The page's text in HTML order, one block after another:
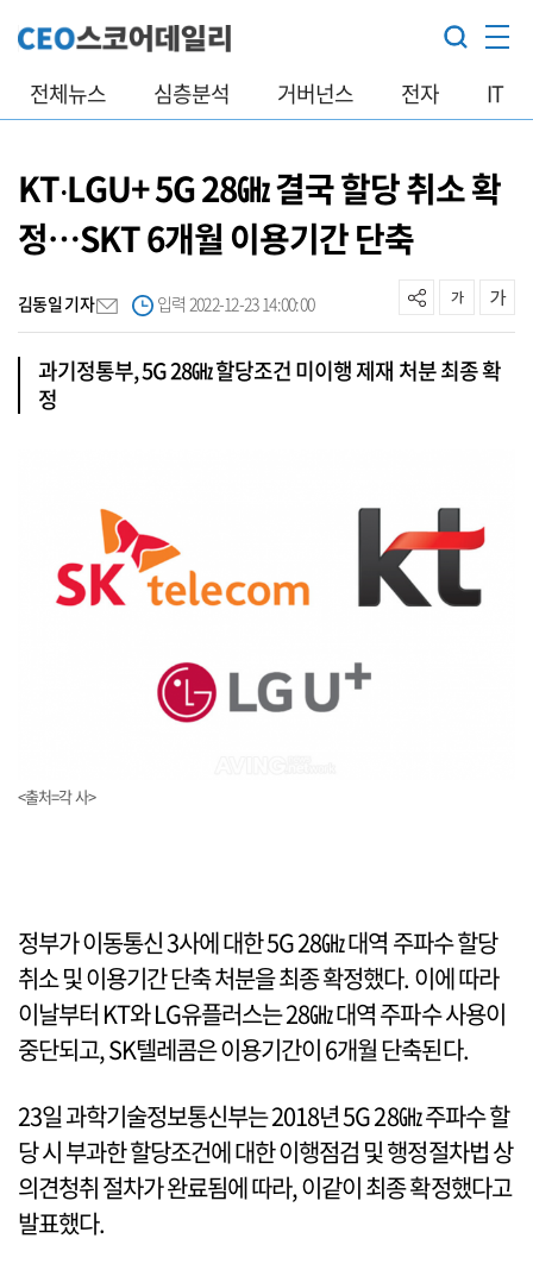
전체뉴스 심층분석 거버넌스 전자 IT
KT‧LGU+ 5G 28㎓ 결국 할당 취소 확
정…SKT 6개월 이용기간 단축
김동일 기자 입력 2022-12-23 14:00:00
과기정통부, 5G 28㎓ 할당조건 미이행 제재 처분 최종 확
정
<출처=각 사>
정부가 이동통신 3사에 대한 5G 28㎓ 대역 주파수 할당
취소 및 이용기간 단축 처분을 최종 확정했다. 이에 따라
이날부터 KT와 LG유플러스는 28㎓ 대역 주파수 사용이
중단되고, SK텔레콤은 이용기간이 6개월 단축된다.
23일 과학기술정보통신부는 2018년 5G 28㎓ 주파수 할
당 시 부과한 할당조건에 대한 이행점검 및 행정절차법 상
의견청취 절차가 완료됨에 따라, 이같이 최종 확정했다고
발표했다.